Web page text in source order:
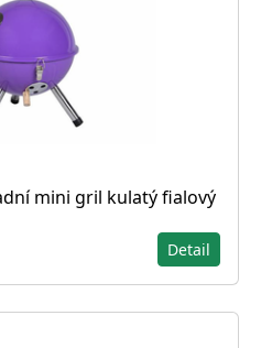
mini gril kulatý fialový
Detail